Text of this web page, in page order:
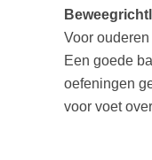
Voor
Een goede
oefeningen
voor voet